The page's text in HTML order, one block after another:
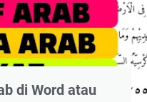
di Word atau